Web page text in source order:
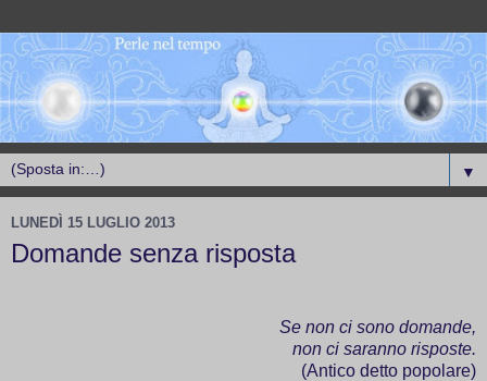
▼
LUNEDÌ 15 LUGLIO 2013
Domande senza risposta
Se non ci sono domande,
non ci saranno risposte.
(Antico detto popolare)